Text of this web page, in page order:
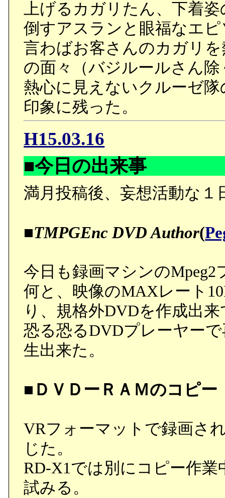
上げるカガリたん、下着
倒すアスランと眼福なエ
言わばお客さんのカガリ
の面々（バジルールさん
熱心に見えないクルーゼ
印象に残った。
H15.03.16
■今日の出来事
満月投稿後、妄想活動な１
■TMPGEnc DVD Author(
今日も録画マシンの
何と、映像のMAXレート
り、規格外DVDを作成出
恐る恐るDVDプレーヤー
生出来た。
■ＤＶＤーＲＡＭのコピー
VRフォーマットで録画さ
じた。
RD-X1では別にコピー作
試みる。